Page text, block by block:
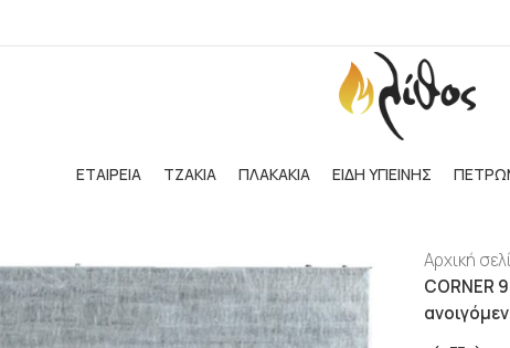
ΕΤΑΙΡΕΙΑ ΤΖΑΚΙΑ ΠΛΑΚΑΚΙΑ ΕΙΔΗ ΥΓΙΕΙΝΗΣ
Αρχική
CORNER